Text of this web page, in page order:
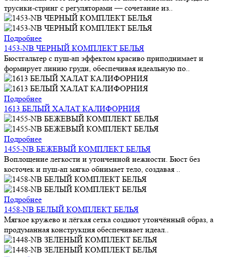
трусики-стринг с регуляторами — сочетание из..
Подробнее
1453-NB ЧЕРНЫЙ КОМПЛЕКТ БЕЛЬЯ
Бюстгальтер с пуш-ап эффектом красиво приподнимает и
формирует линию груди, обеспечивая идеальную по..
Подробнее
1613 БЕЛЫЙ ХАЛАТ КАЛИФОРНИЯ
Подробнее
1455-NB БЕЖЕВЫЙ КОМПЛЕКТ БЕЛЬЯ
Воплощение легкости и утонченной нежности. Бюст без
косточек и пуш-ап мягко обнимает тело, создавая ..
Подробнее
1458-NB БЕЛЫЙ КОМПЛЕКТ БЕЛЬЯ
Мягкое кружево и лёгкая сетка создают утончённый образ, а
продуманная конструкция обеспечивает идеал..